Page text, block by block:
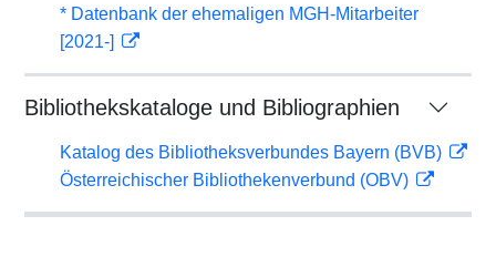
* Datenbank der ehemaligen MGH-Mitarbeiter
[2021-]
Bibliothekskataloge und Bibliographien
Katalog des Bibliotheksverbundes Bayern (BVB)
Österreichischer Bibliothekenverbund (OBV)